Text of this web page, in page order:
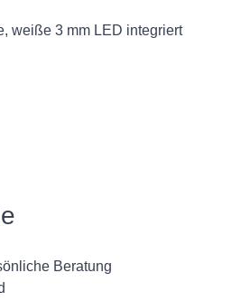
weiße 3 mm LED integriert
Beratung